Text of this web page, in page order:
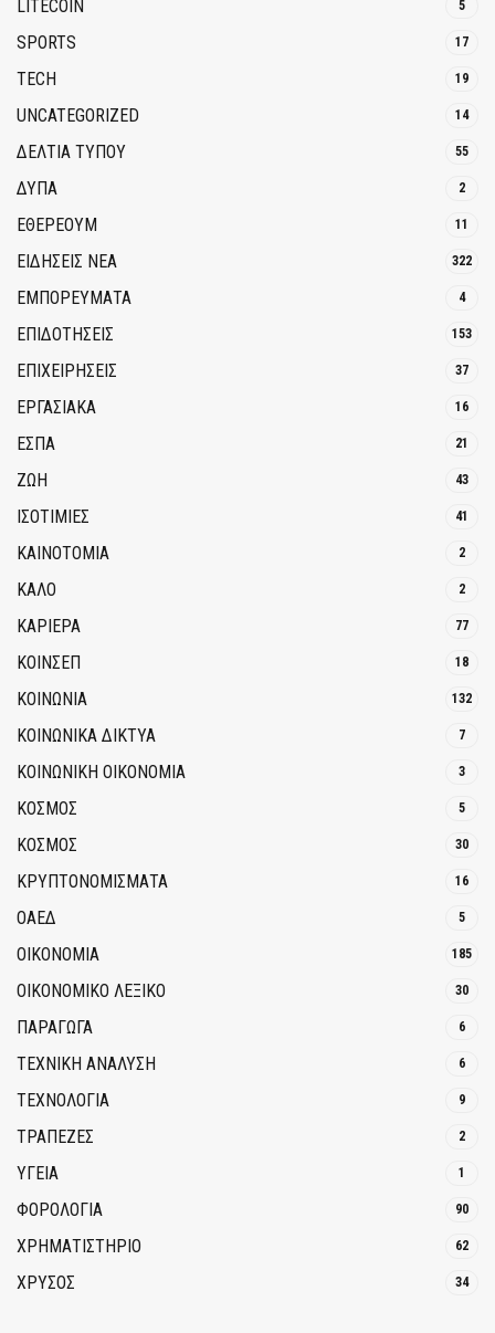
LITECOIN 5
SPORTS 17
TECH 19
UNCATEGORIZED 14
ΔΕΛΤΙΑ ΤΥΠΟΥ 55
ΔΥΠΑ 2
ΕΘΈΡΕΟΥΜ 11
ΕΙΔΗΣΕΙΣ ΝΕΑ 322
ΕΜΠΟΡΕΥΜΑΤΑ 4
ΕΠΙΔΟΤΗΣΕΙΣ 153
ΕΠΙΧΕΙΡΗΣΕΙΣ 37
ΕΡΓΑΣΙΑΚΑ 16
ΕΣΠΑ 21
ΖΩΗ 43
ΙΣΟΤΙΜΙΕΣ 41
ΚΑΙΝΟΤΟΜΊΑ 2
ΚΑΛΟ 2
ΚΑΡΙΕΡΑ 77
ΚΟΙΝΣΕΠ 18
ΚΟΙΝΩΝΙΑ 132
ΚΟΙΝΩΝΙΚΆ ΔΊΚΤΥΑ 7
ΚΟΙΝΩΝΙΚΉ ΟΙΚΟΝΟΜΊΑ 3
ΚΟΣΜΟΣ 5
ΚΟΣΜΟΣ 30
ΚΡΥΠΤΟΝΟΜΊΣΜΑΤΑ 16
ΟΑΕΔ 5
ΟΙΚΟΝΟΜΙΑ 185
ΟΙΚΟΝΟΜΙΚΟ ΛΕΞΙΚΟ 30
ΠΑΡΑΓΩΓΑ 6
ΤΕΧΝΙΚΗ ΑΝΑΛΥΣΗ 6
ΤΕΧΝΟΛΟΓΙΑ 9
ΤΡΆΠΕΖΕΣ 2
ΥΓΕΙΑ 1
ΦΟΡΟΛΟΓΙΑ 90
ΧΡΗΜΑΤΙΣΤΗΡΙΟ 62
ΧΡΥΣΟΣ 34